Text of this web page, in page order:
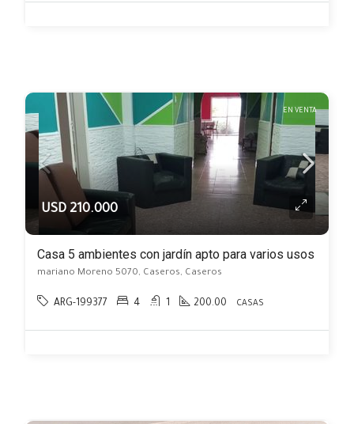
EN VENTA
USD 210.000
Casa 5 ambientes con jardín apto para varios usos
mariano Moreno 5070, Caseros, Caseros
ARG-199377 4 1 200.00 CASAS